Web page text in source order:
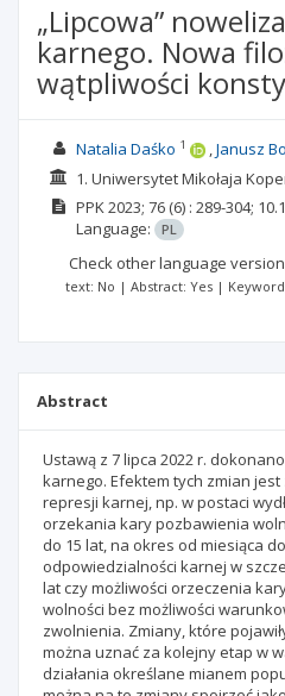
„Lipcowa”
karnego. Nowa
wątpliwości
Natalia Daśko 1 Janusz
1. Uniwersytet Mikołaja
PPK2023; 76(6) : 289-304;
Language:
PL
Check other language
text: No | Abstract: Yes |
Abstract
Ustawą z 7 lipca 2022 r.
karnego. Efektem tych zmian
represji karnej, np. w postaci
orzekania kary pozbawienia
do 15 lat, na okres od miesiąca
odpowiedzialności karnej w
lat czy możliwości orzeczenia
wolności bez możliwości
zwolnienia. Zmiany, które
można uznać za kolejny etap w
działania określane mianem